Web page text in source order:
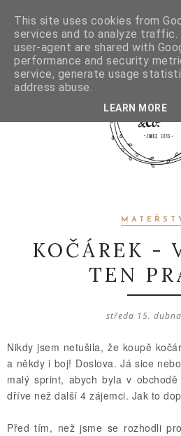
KOČÁREK -
TEN
středa 15.
Nikdy jsem netušila, že koupě
a někdy i boj! Doslova. Já sice
malý sprint, abych byla v
dříve než další 4 zájemci. Jak to
Před tím, než jsme se rozhodli
This site uses cookies from
services and to analyze traffic.
user-agent are shared with
performance and security
service, generate usage
address abuse.
LEARN MORE